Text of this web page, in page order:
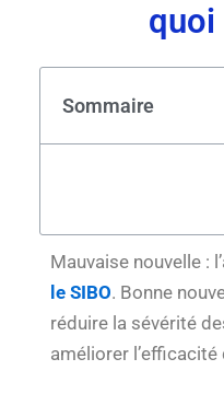
quoi
Sommaire
Mauvaise nouvelle :
le SIBO. Bonne
réduire la sévérité
améliorer